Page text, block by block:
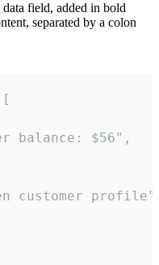
field, added in bold
separated by a colon
balance: $56",
customer